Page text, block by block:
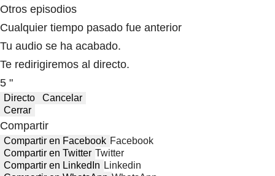
Otros episodios
Cualquier tiempo pasado fue anterior
Tu audio se ha acabado.
Te redirigiremos al directo.
5 "
Directo
Cancelar
Cerrar
Compartir
Compartir en Facebook Facebook
Compartir en Twitter Twitter
Compartir en LinkedIn Linkedin